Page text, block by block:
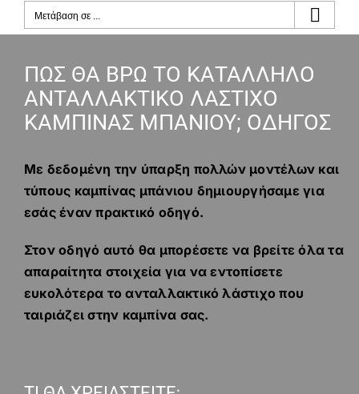
Μετάβαση σε ...
ΠΩΣ ΘΑ ΒΡΩ ΤΟ ΚΑΤΑΛΛΗΛΟ
ΑΝΤΑΛΛΑΚΤΙΚΟ ΛΑΣΤΙΧΟ
ΚΑΜΠΙΝΑΣ ΜΠΑΝΙΟΥ; ΟΔΗΓΟΣ
Με δεδομένη την ύπαρξη πολλών μοντέλων και
τύπους καμπίνας μπάνιου δημιουργήσαμε για
εσάς έναν πρακτικό οδηγό.
Στον οδηγό αυτό θα μπορέσετε να βρείτε όλα τα
απαραίτητα στοιχεία για να εντοπίσετε
ευκολότερα το ανταλλακτικό λάστιχο που
ταιριάζει στην καμπίνα σας.